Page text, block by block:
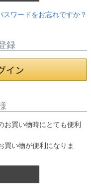
スワードをお忘れですか？
録
お買い物時にとても便利
買い物が便利になりま